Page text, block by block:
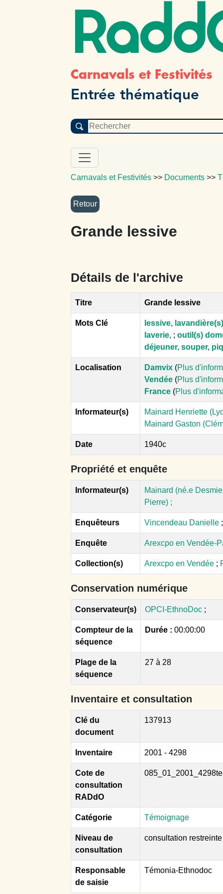
Carnavals et Festivités
Entrée thématique
Carnavals et Festivités >> Documents >>
Grande lessive
Détails de l'archive
Titre Grande lessive
Mots Clé
lessive, lavandière(s)
laverie, ; outil(s)
déjeuner, souper,
Localisation Damvix (Plus
Vendée (Plus
France (Plus
Informateur(s)
Mainard Henriette
Mainard Gaston
Date 1940c
Propriété et enquête
Informateur(s)
Mainard (né.e
Pierre) ;
Enquêteurs Vincendeau Danielle ;
Enquête Arexcpo en Vendée-
Collection(s) Arexcpo en Vendée ;
Conservation numérique
Conservateur(s) OPCI-EthnoDoc ;
Compteur de la
séquence
Durée : 00:00:00
Plage de la
séquence
27 à 28
Inventaire et consultation
Clé du
document
137913
Inventaire 2001 - 4298
Cote de
consultation
RADdO
085_01_2001_4298te
Catégorie Témoignage
Niveau de
consultation
consultation restreinte
Responsable
de saisie
Témonia-Ethnodoc